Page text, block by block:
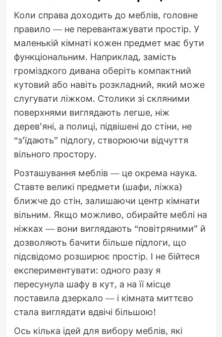
Коли справа доходить до меблів, головне
правило — не перевантажувати простір. У
маленькій кімнаті кожен предмет має бути
функціональним. Наприклад, замість
громіздкого дивана оберіть компактний
кутовий або навіть розкладний, який може
слугувати ліжком. Столики зі скляними
поверхнями виглядають легше, ніж
дерев’яні, а полиці, підвішені до стіни, не
“з’їдають” підлогу, створюючи відчуття
вільного простору.
Розташування меблів — це окрема наука.
Ставте великі предмети (шафи, ліжка)
ближче до стін, залишаючи центр кімнати
вільним. Якщо можливо, обирайте меблі на
ніжках — вони виглядають “повітряними” й
дозволяють бачити більше підлоги, що
підсвідомо розширює простір. І не бійтеся
експериментувати: одного разу я
пересунула шафу в кут, а на її місце
поставила дзеркало — і кімната миттєво
стала виглядати вдвічі більшою!
Ось кілька ідей для вибору меблів, які